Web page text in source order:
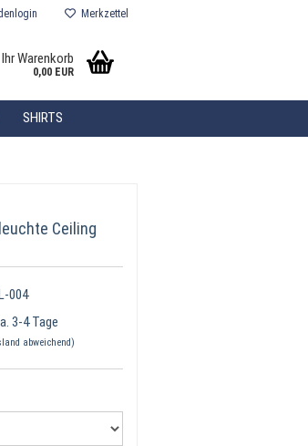
Merkzettel
Ihr Warenkorb
0,00 EUR
SHIRTS
Ceiling
004
3-4 Tage
abweichend)